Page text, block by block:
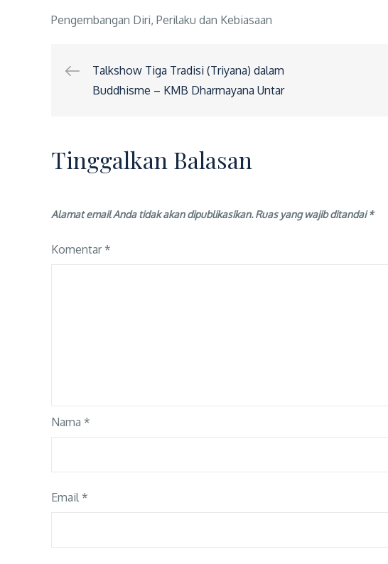
Pengembangan Diri, Perilaku dan Kebiasaan
Navigasi
Talkshow Tiga Tradisi (Triyana) dalam
Buddhisme – KMB Dharmayana Untar
Tinggalkan Balasan
Alamat email Anda tidak akan dipublikasikan. Ruas yang wajib ditandai*
Komentar *
Nama *
Email *